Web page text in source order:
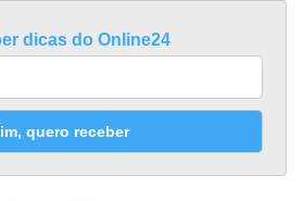
dicas do Online24
quero receber